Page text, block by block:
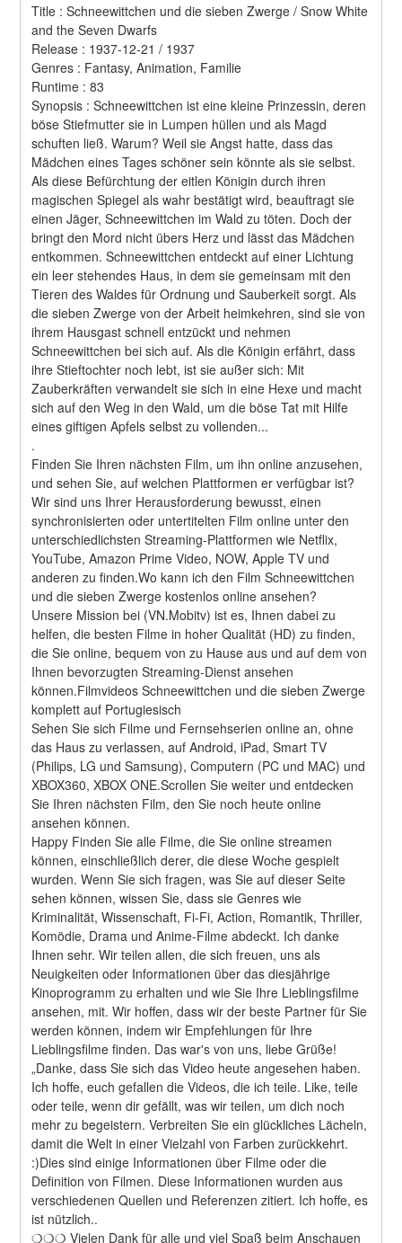
Title : Schneewittchen und die sieben Zwerge / Snow White
and the Seven Dwarfs
Release : 1937-12-21 / 1937
Genres : Fantasy, Animation, Familie
Runtime : 83
Synopsis : Schneewittchen ist eine kleine Prinzessin, deren
böse Stiefmutter sie in Lumpen hüllen und als Magd
schuften ließ. Warum? Weil sie Angst hatte, dass das
Mädchen eines Tages schöner sein könnte als sie selbst.
Als diese Befürchtung der eitlen Königin durch ihren
magischen Spiegel als wahr bestätigt wird, beauftragt sie
einen Jäger, Schneewittchen im Wald zu töten. Doch der
bringt den Mord nicht übers Herz und lässt das Mädchen
entkommen. Schneewittchen entdeckt auf einer Lichtung
ein leer stehendes Haus, in dem sie gemeinsam mit den
Tieren des Waldes für Ordnung und Sauberkeit sorgt. Als
die sieben Zwerge von der Arbeit heimkehren, sind sie von
ihrem Hausgast schnell entzückt und nehmen
Schneewittchen bei sich auf. Als die Königin erfährt, dass
ihre Stieftochter noch lebt, ist sie außer sich: Mit
Zauberkräften verwandelt sie sich in eine Hexe und macht
sich auf den Weg in den Wald, um die böse Tat mit Hilfe
eines giftigen Apfels selbst zu vollenden...
.
Finden Sie Ihren nächsten Film, um ihn online anzusehen,
und sehen Sie, auf welchen Plattformen er verfügbar ist?
Wir sind uns Ihrer Herausforderung bewusst, einen
synchronisierten oder untertitelten Film online unter den
unterschiedlichsten Streaming-Plattformen wie Netflix,
YouTube, Amazon Prime Video, NOW, Apple TV und
anderen zu finden.Wo kann ich den Film Schneewittchen
und die sieben Zwerge kostenlos online ansehen?
Unsere Mission bei (VN.Mobitv) ist es, Ihnen dabei zu
helfen, die besten Filme in hoher Qualität (HD) zu finden,
die Sie online, bequem von zu Hause aus und auf dem von
Ihnen bevorzugten Streaming-Dienst ansehen
können.Filmvideos Schneewittchen und die sieben Zwerge
komplett auf Portugiesisch
Sehen Sie sich Filme und Fernsehserien online an, ohne
das Haus zu verlassen, auf Android, iPad, Smart TV
(Philips, LG und Samsung), Computern (PC und MAC) und
XBOX360, XBOX ONE.Scrollen Sie weiter und entdecken
Sie Ihren nächsten Film, den Sie noch heute online
ansehen können.
Happy Finden Sie alle Filme, die Sie online streamen
können, einschließlich derer, die diese Woche gespielt
wurden. Wenn Sie sich fragen, was Sie auf dieser Seite
sehen können, wissen Sie, dass sie Genres wie
Kriminalität, Wissenschaft, Fi-Fi, Action, Romantik, Thriller,
Komödie, Drama und Anime-Filme abdeckt. Ich danke
Ihnen sehr. Wir teilen allen, die sich freuen, uns als
Neuigkeiten oder Informationen über das diesjährige
Kinoprogramm zu erhalten und wie Sie Ihre Lieblingsfilme
ansehen, mit. Wir hoffen, dass wir der beste Partner für Sie
werden können, indem wir Empfehlungen für Ihre
Lieblingsfilme finden. Das war's von uns, liebe Grüße!
„Danke, dass Sie sich das Video heute angesehen haben.
Ich hoffe, euch gefallen die Videos, die ich teile. Like, teile
oder teile, wenn dir gefällt, was wir teilen, um dich noch
mehr zu begeistern. Verbreiten Sie ein glückliches Lächeln,
damit die Welt in einer Vielzahl von Farben zurückkehrt.
:)Dies sind einige Informationen über Filme oder die
Definition von Filmen. Diese Informationen wurden aus
verschiedenen Quellen und Referenzen zitiert. Ich hoffe, es
ist nützlich..
❍❍❍ Vielen Dank für alle und viel Spaß beim Anschauen